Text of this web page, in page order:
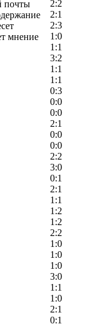
2:2
2:1
2:3
1:0
1:1
3:2
1:1
1:1
0:3
0:0
0:0
2:1
0:0
0:0
2:2
3:0
0:1
2:1
1:1
1:2
1:2
2:2
1:0
1:0
1:0
3:0
1:1
1:0
2:1
0:1
почты
мнение